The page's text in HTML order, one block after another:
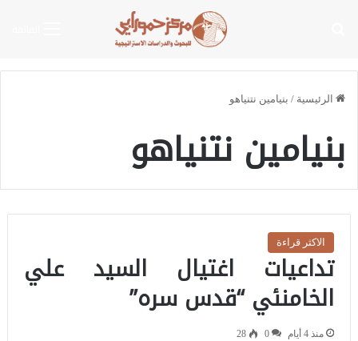
الرئيسية / بنيامين نتنياهو
بنيامين نتنياهو
الاكثر قراءة
تداعيات اغتيال السيد علي
الخامنئي “قدس سره”
منذ 4 أيام 0
28